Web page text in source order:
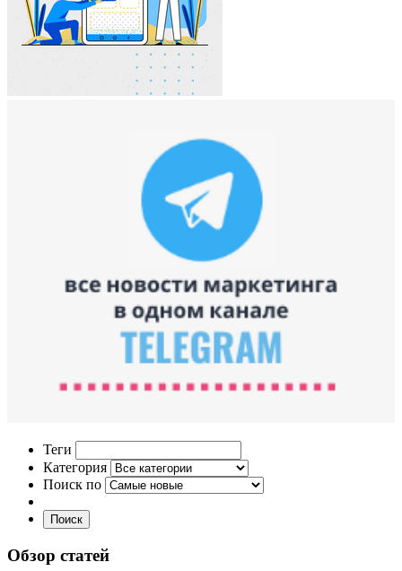
Теги
Категория
Поиск по
Поиск
Обзор статей